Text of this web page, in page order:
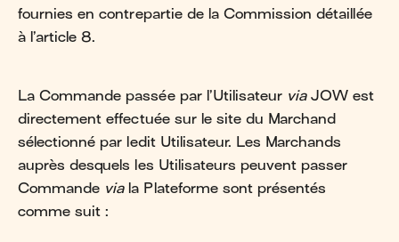
fournies en contrepartie de la Commission détaillée
à l’article 8.
La Commande passée par l’Utilisateur viaJOW est
directement effectuée sur le site du Marchand
sélectionné par ledit Utilisateur. Les Marchands
auprès desquels les Utilisateurs peuvent passer
Commande viala Plateforme sont présentés
comme suit :